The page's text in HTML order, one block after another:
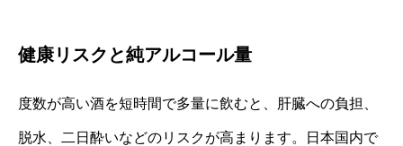
健康リスクと純アルコール量
度数が高い酒を短時間で多量に飲むと、肝臓への負担、
脱水、二日酔いなどのリスクが高まります。日本国内で